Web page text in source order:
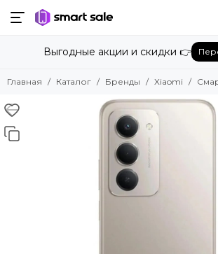
Назад
Бренды
Amazon
Apple
Bose
Выгодные акции и скидки 👉
Главная Каталог Бренды Xiaomi